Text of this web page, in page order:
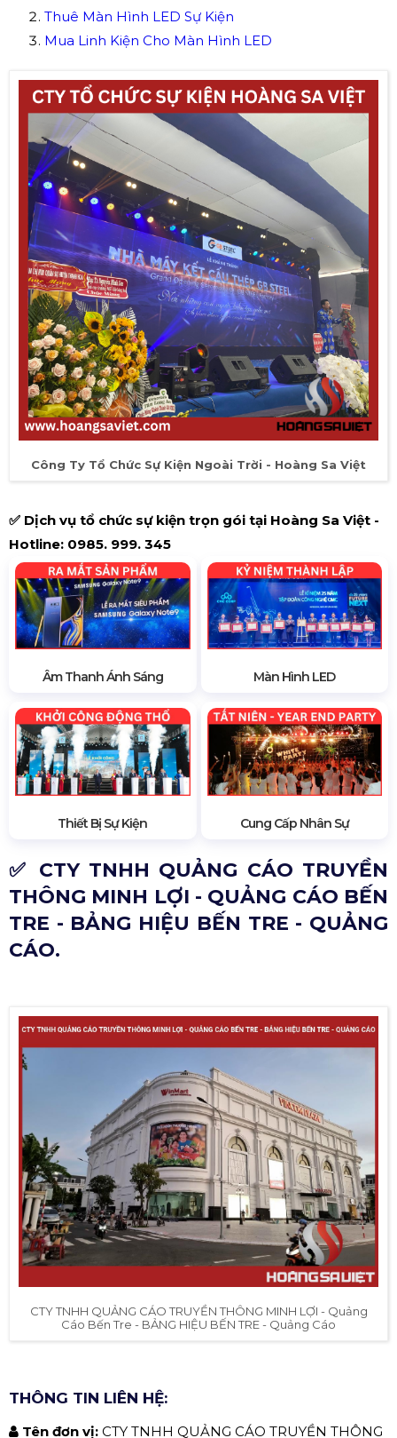
Thuê Màn Hình LED Sự Kiện
Mua Linh Kiện Cho Màn Hình LED
Công Ty Tổ Chức Sự Kiện Ngoài Trời - Hoàng Sa Việt
✅ Dịch vụ tổ chức sự kiện trọn gói tại Hoàng Sa Việt -
Hotline: 0985. 999. 345
Âm Thanh Ánh Sáng Màn Hình LED
Thiết Bị Sự Kiện Cung Cấp Nhân Sự
✅ CTY TNHH QUẢNG CÁO TRUYỀN
THÔNG MINH LỢI - QUẢNG CÁO BẾN
TRE - BẢNG HIỆU BẾN TRE - QUẢNG
CÁO.
CTY TNHH QUẢNG CÁO TRUYỀN THÔNG MINH LỢI - Quảng
Cáo Bến Tre - BẢNG HIỆU BẾN TRE - Quảng Cáo
THÔNG TIN LIÊN HỆ:
Tên đơn vị: CTY TNHH QUẢNG CÁO TRUYỀN THÔNG